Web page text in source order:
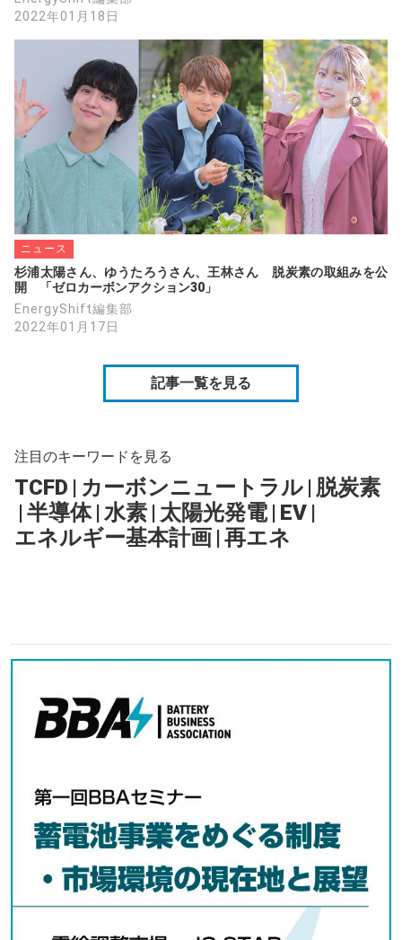
2022年01月18日
ニュース
杉浦太陽さん、ゆうたろうさん、王林さん　脱炭素の取組みを公
開　「ゼロカーボンアクション30」
EnergyShift編集部
2022年01月17日
記事一覧を見る
注目のキーワードを見る
TCFD | カーボンニュートラル | 脱炭素
|半導体 |水素 | 太陽光発電 | EV |
エネルギー基本計画 |再エネ